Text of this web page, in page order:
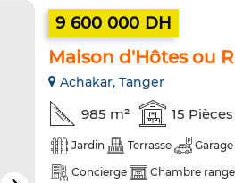
9 600 000 DH
Maison d'Hôtes ou
Achakar, Tanger
985 m² 15 Pièces
Jardin Terrasse Garage
Concierge
Chambre